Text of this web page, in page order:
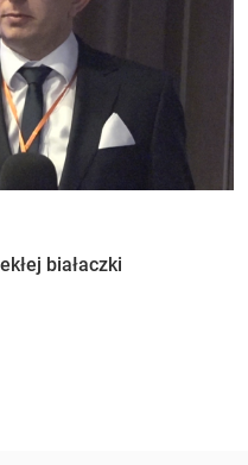
białaczki